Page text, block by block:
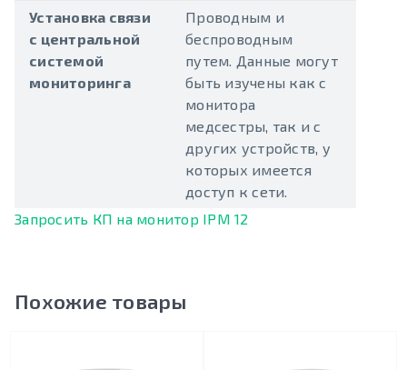
Установка связи
с центральной
системой
мониторинга
Проводным и
беспроводным
путем. Данные могут
быть изучены как с
монитора
медсестры, так и с
других устройств, у
которых имеется
доступ к сети.
Запросить КП на монитор IPM 12
Похожие товары